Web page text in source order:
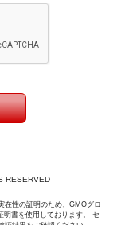
RESERVED
在性の証明のため、GMOグロ
明書を使用しております。 セ